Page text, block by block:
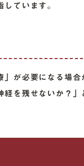
ています。
が必要になる場
を残せないか？